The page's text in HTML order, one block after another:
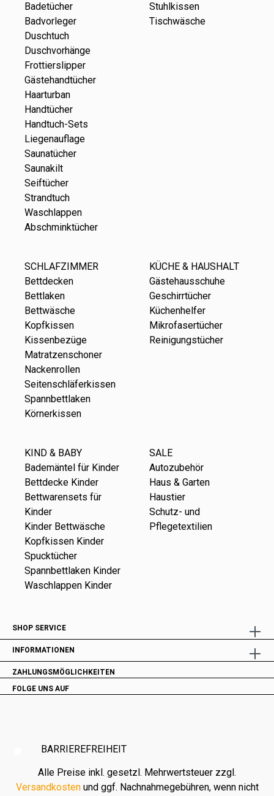
Badetücher
Badvorleger
Duschtuch
Duschvorhänge
Frottierslipper
Gästehandtücher
Haarturban
Handtücher
Handtuch-Sets
Liegenauflage
Saunatücher
Saunakilt
Seiftücher
Strandtuch
Waschlappen
Abschminktücher
Stuhlkissen
Tischwäsche
SCHLAFZIMMER
Bettdecken
Bettlaken
Bettwäsche
Kopfkissen
Kissenbezüge
Matratzenschoner
Nackenrollen
Seitenschläferkissen
Spannbettlaken
Körnerkissen
KÜCHE & HAUSHALT
Gästehausschuhe
Geschirrtücher
Küchenhelfer
Mikrofasertücher
Reinigungstücher
KIND & BABY
Bademäntel für Kinder
Bettdecke Kinder
Bettwarensets für
Kinder
Kinder Bettwäsche
Kopfkissen Kinder
Spucktücher
Spannbettlaken Kinder
Waschlappen Kinder
SALE
Autozubehör
Haus & Garten
Haustier
Schutz- und
Pflegetextilien
SHOP SERVICE
INFORMATIONEN
ZAHLUNGSMÖGLICHKEITEN
FOLGE UNS AUF
BARRIEREFREIHEIT
Alle Preise inkl. gesetzl. Mehrwertsteuer zzgl.
Versandkostenund ggf. Nachnahmegebühren, wenn nicht